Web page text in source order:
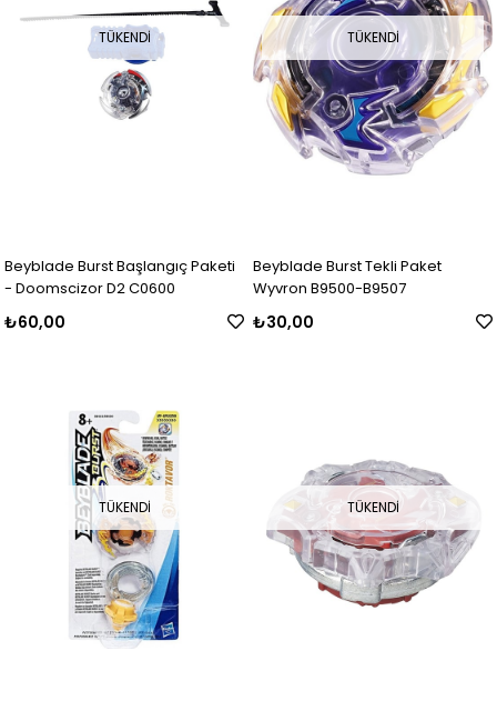
TÜKENDI
Beyblade Burst Başlangıç Paketi
- Doomscizor D2 C0600
₺60,00
TÜKENDI
Beyblade Burst Tekli Paket
Wyvron B9500-B9507
₺30,00
TÜKENDI TÜKENDI